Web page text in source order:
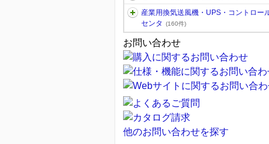
産業用換気送風機・UPS・コントロー
センタ
(160件)
お問い合わせ
他のお問い合わせを探す